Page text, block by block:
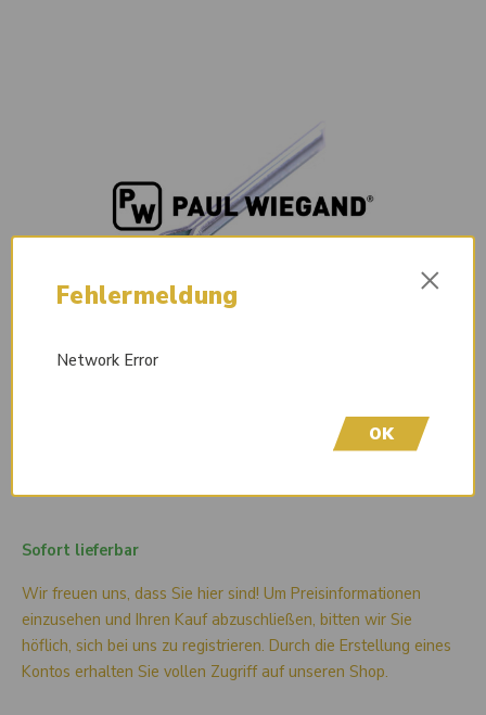
Sofort lieferbar
Wir freuen uns, dass Sie hier sind! Um Preisinformationen
einzusehen und Ihren Kauf abzuschließen, bitten wir Sie
höflich, sich bei uns zu registrieren. Durch die Erstellung eines
Kontos erhalten Sie vollen Zugriff auf unseren Shop.
Fehlermeldung ×
Network Error
OK